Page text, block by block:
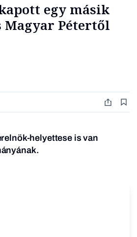
egy másik
Magyar Pétertől
helyettese is van